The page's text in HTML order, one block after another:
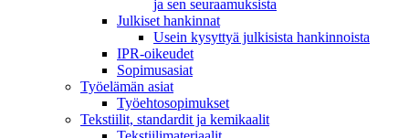
ja sen seuraamuksista
Julkiset hankinnat
Usein kysyttyä julkisista hankinnoista
IPR-oikeudet
Sopimusasiat
Työelämän asiat
Työehto­sopimukset
Tekstiilit, standardit ja kemikaalit